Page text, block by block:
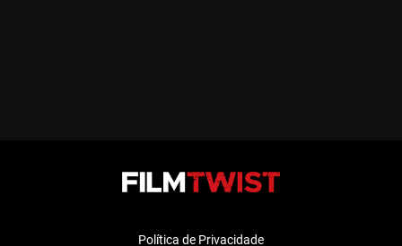
Política de Privacidade